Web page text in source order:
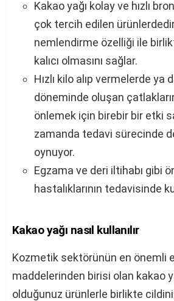
Kakao yağı kolay ve hızlı
çok tercih edilen
nemlendirme özelliği ile
kalıcı olmasını sağlar.
Hızlı kilo alıp vermelerde ya
döneminde oluşan
önlemek için birebir bir etki
zamanda tedavi sürecinde
oynuyor.
Egzama ve deri iltihabı gibi
hastalıklarının tedavisinde
Kakao yağı nasıl kullanılır
Kozmetik sektörünün en önemli
maddelerinden birisi olan kakao
olduğunuz ürünlerle birlikte